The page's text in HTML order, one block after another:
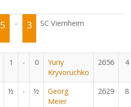
5 - 3 SC Viernheim
1 - 0
Yuriy
Kryvoruchko
2656 4
½ - ½
Georg
Meier
2629 8